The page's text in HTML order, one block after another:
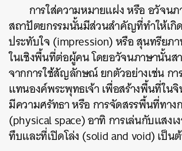
การใส่ความหมายแฝง หรือ อวัจนภ
สถาปัตยกรรมนั้นมีส่วนสำคัญที่ทำให้เกิ
ประทับใจ (impression) หรือ สุนทรียภ
ในเชิงพื้นที่ต่อผู้คน โดยอวัจนภาษานั้นส
จากการใช้สัญลักษณ์ ยกตัวอย่างเช่น กา
แทนองค์พระพุทธเจ้า เพื่อสร้างพื้นที่ใน
มีความศรัทธา หรือ การจัดสรรพื้นที่ทาง
(physical space) อาทิ การเล่นกับแสงเ
ทึบและที่เปิดโล่ง (solid and void) เป็น